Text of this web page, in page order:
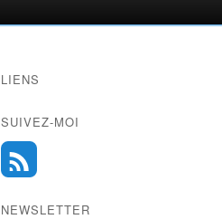
LIENS
SUIVEZ-MOI
NEWSLETTER